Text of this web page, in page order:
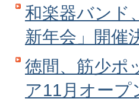
和楽器バンド
新年会」開催
徳間、筋少ポ
ア11月オープ